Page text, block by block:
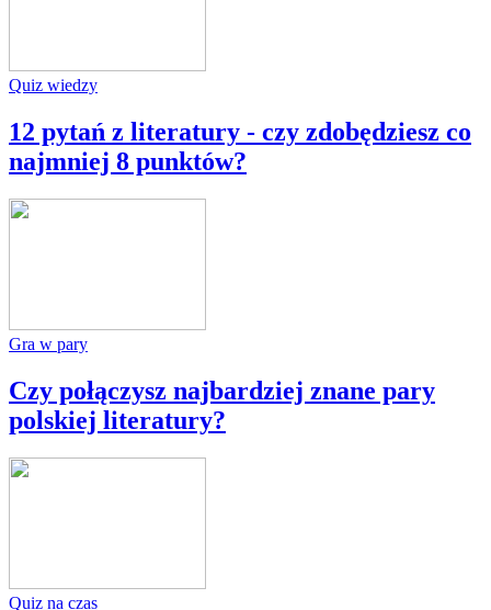
Quiz wiedzy
12 pytań z literatury - czy zdobędziesz co
najmniej 8 punktów?
Gra w pary
Czy połączysz najbardziej znane pary
polskiej literatury?
Quiz na czas